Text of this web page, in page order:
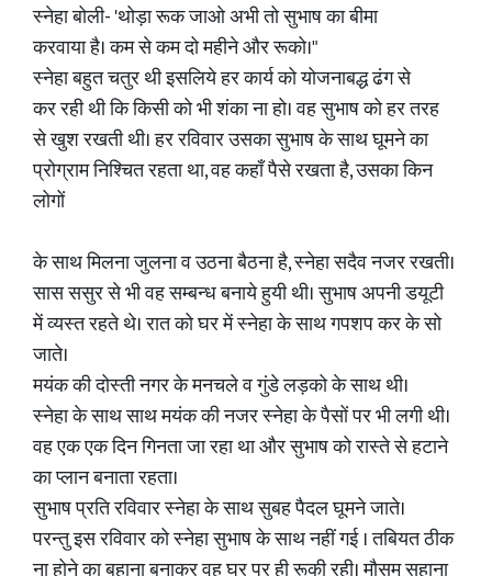
स्नेहा बोली- 'थोड़ा रूक जाओ अभी तो सुभाष का बीमा
करवाया है। कम से कम दो महीने और रूको।"
स्नेहा बहुत चतुर थी इसलिये हर कार्य को योजनाबद्ध ढंग से
कर रही थी कि किसी को भी शंका ना हो। वह सुभाष को हर तरह
से खुश रखती थी। हर रविवार उसका सुभाष के साथ घूमने का
प्रोग्राम निश्चित रहता था, वह कहाँ पैसे रखता है, उसका किन
लोगों
के साथ मिलना जुलना व उठना बैठना है, स्नेहा सदैव नजर रखती।
सास ससुर से भी वह सम्बन्ध बनाये हुयी थी। सुभाष अपनी डयूटी
में व्यस्त रहते थे। रात को घर में स्नेहा के साथ गपशप कर के सो
जाते।
मयंक की दोस्ती नगर के मनचले व गुंडे लड़को के साथ थी।
स्नेहा के साथ साथ मयंक की नजर स्नेहा के पैसों पर भी लगी थी।
वह एक एक दिन गिनता जा रहा था और सुभाष को रास्ते से हटाने
का प्लान बनाता रहता।
सुभाष प्रति रविवार स्नेहा के साथ सुबह पैदल घूमने जाते।
परन्तु इस रविवार को स्नेहा सुभाष के साथ नहीं गई । तबियत ठीक